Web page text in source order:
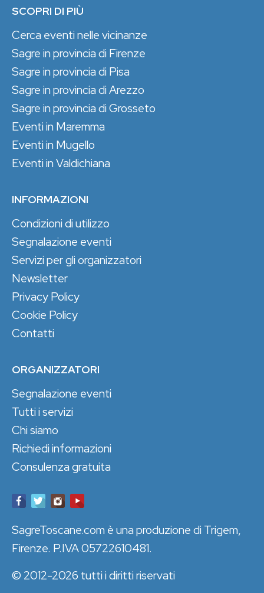
SCOPRI DI PIÙ
Cerca eventi nelle vicinanze
Sagre in provincia di Firenze
Sagre in provincia di Pisa
Sagre in provincia di Arezzo
Sagre in provincia di Grosseto
Eventi in Maremma
Eventi in Mugello
Eventi in Valdichiana
INFORMAZIONI
Condizioni di utilizzo
Segnalazione eventi
Servizi per gli organizzatori
Newsletter
Privacy Policy
Cookie Policy
Contatti
ORGANIZZATORI
Segnalazione eventi
Tutti i servizi
Chi siamo
Richiedi informazioni
Consulenza gratuita
SagreToscane.com è una produzione di Trigem,
Firenze. P.IVA 05722610481.
© 2012-2026 tutti i diritti riservati